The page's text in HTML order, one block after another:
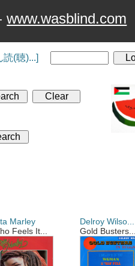
www.wasblind.com
読(聴)...]
Marley
Feels It...
Delroy Wilso...
Gold Busters...